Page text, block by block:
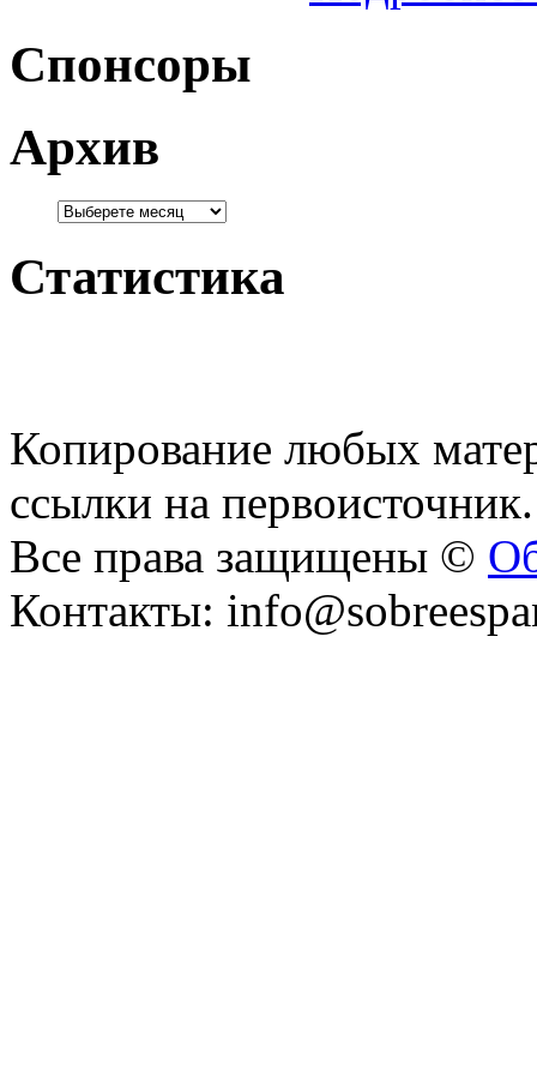
Спонсоры
Архив
Статистика
Копирование любых
ссылки на первоисточник.
Все права защищены ©
Контакты: